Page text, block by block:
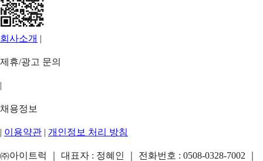
회사소개 |
제휴/광고 문의
|
채용정보
| 이용약관 | 개인정보 처리 방침
㈜아이트럭 ｜ 대표자 : 정혜인 ｜ 전화번호 : 0508-0328-7002